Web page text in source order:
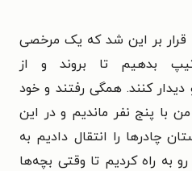
قرار بر این شد که یک مرخصی
بدهیم تا بروند و از
کنند. همگی رفتند و خود
پنج نفر ماندیم و در این
چادرها را انتقال دادیم به
به راه کردیم تا وقتی بچه‌ها